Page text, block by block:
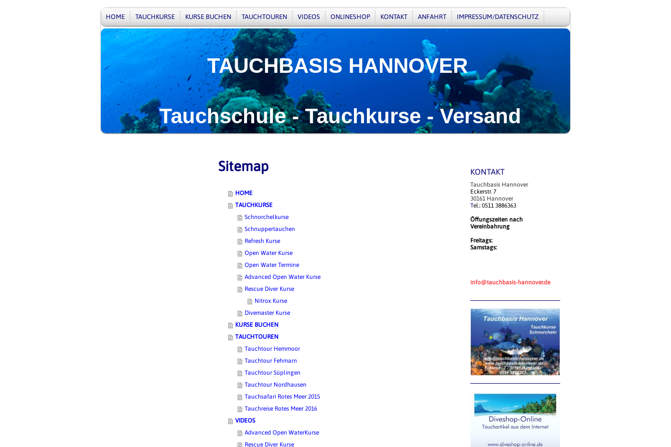
HOME TAUCHKURSE KURSE BUCHEN TAUCHTOUREN VIDEOS ONLINESHOP KONTAKT ANFAHRT IMPRESSUM/DATENSCHUTZ
TAUCHBASIS HANNOVER
Tauchschule - Tauchkurse - Versand
Sitemap
HOME
TAUCHKURSE
Schnorchelkurse
Schnuppertauchen
Refresh Kurse
Open Water Kurse
Open Water Termine
Advanced Open Water Kurse
Rescue Diver Kurse
Nitrox Kurse
Divemaster Kurse
KURSE BUCHEN
TAUCHTOUREN
Tauchtour Hemmoor
Tauchtour Fehmarn
Tauchtour Süplingen
Tauchtour Nordhausen
Tauchsafari Rotes Meer 2015
Tauchreise Rotes Meer 2016
VIDEOS
Advanced Open WaterKurse
Rescue Diver Kurse
KONTAKT
Tauchbasis Hannover
Eckerstr. 7
30161 Hannover
Tel.: 0511 3886363
Öffungszeiten nach
Vereinbahrung
Freitags:
Samstags:
info@tauchbasis-hannover.de